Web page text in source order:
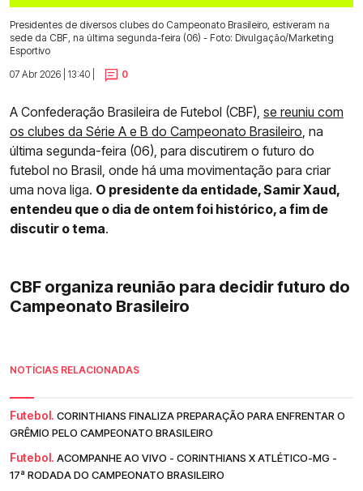
Presidentes de diversos clubes do Campeonato Brasileiro, estiveram na
sede da CBF, na última segunda-feira (06) - Foto: Divulgação/Marketing
Esportivo
07 Abr 2026 | 13:40 |
0
A Confederação Brasileira de Futebol (CBF), se reuniu com
os clubes da Série A e B do Campeonato Brasileiro , na
última segunda-feira (06), para discutirem o futuro do
futebol no Brasil, onde há uma movimentação para criar
uma nova liga. O presidente da entidade, Samir Xaud,
entendeu que o dia de ontem foi histórico, a fim de
discutir o tema.
CBF organiza reunião para decidir futuro do
Campeonato Brasileiro
NOTÍCIAS RELACIONADAS
Futebol. CORINTHIANS FINALIZA PREPARAÇÃO PARA ENFRENTAR O
GRÊMIO PELO CAMPEONATO BRASILEIRO
Futebol. ACOMPANHE AO VIVO - CORINTHIANS X ATLÉTICO-MG -
17ª RODADA DO CAMPEONATO BRASILEIRO